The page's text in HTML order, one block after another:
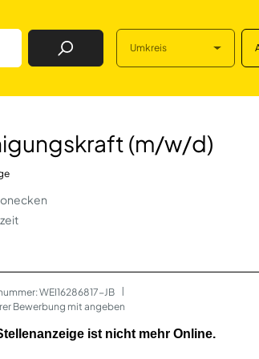
Job Finden Umkreis
in (m/w/d)
WEI16286817-JB
Bewerbung mit angeben